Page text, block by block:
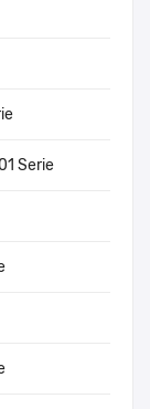
Serie